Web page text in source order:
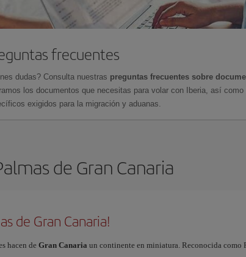
frecuentes
dudas? Consulta nuestras preguntas frecuentes sobre
los documentos que necesitas para volar con Iberia, así como
exigidos para la migración y aduanas.
de Gran Canaria
de Gran Canaria!
hacen de Gran Canaria un continente en miniatura. Reconocida como